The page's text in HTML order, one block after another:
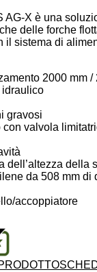
AG-X è una
delle forche
il sistema di
2000 mm /
idraulico
gravosi
valvola
dell’altezza della
da 508 mm di
accoppiatore